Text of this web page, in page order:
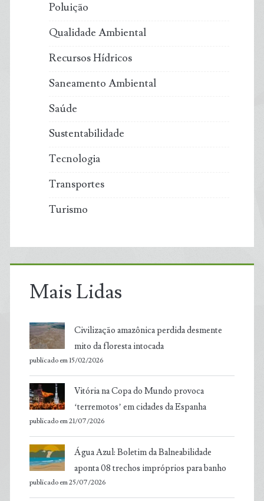
Poluição
Qualidade Ambiental
Recursos Hídricos
Saneamento Ambiental
Saúde
Sustentabilidade
Tecnologia
Transportes
Turismo
Mais Lidas
Civilização amazônica perdida desmente
mito da floresta intocada
publicado em 15/02/2026
Vitória na Copa do Mundo provoca
‘terremotos’ em cidades da Espanha
publicado em 21/07/2026
Água Azul: Boletim da Balneabilidade
aponta 08 trechos impróprios para banho
publicado em 25/07/2026